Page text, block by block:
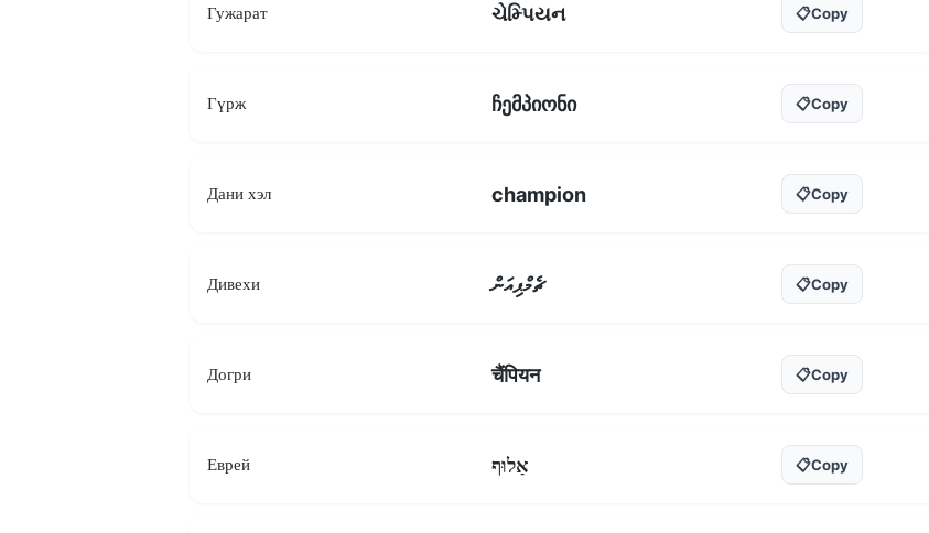
Гужарат ચેમ્પિયન 📋Copy
Гүрж ჩემპიონი 📋Copy
Дани хэл champion 📋Copy
Дивехи ޗެމްޕިއަން 📋Copy
Догри चैंपियन 📋Copy
Еврей אַלוּף 📋Copy